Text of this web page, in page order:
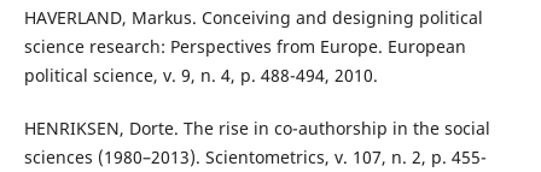
HAVERLAND, Markus. Conceiving and designing political
science research: Perspectives from Europe. European
political science, v. 9, n. 4, p. 488-494, 2010.
HENRIKSEN, Dorte. The rise in co-authorship in the social
sciences (1980–2013). Scientometrics, v. 107, n. 2, p. 455-